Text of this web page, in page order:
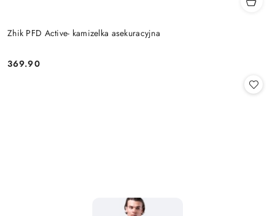
Zhik PFD Active- kamizelka asekuracyjna
Cena:
369.90